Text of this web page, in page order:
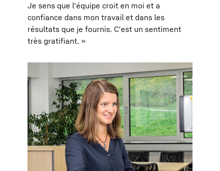
Je sens que l'équipe croit en moi et a
confiance dans mon travail et dans les
résultats que je fournis. C'est un sentiment
très gratifiant. »